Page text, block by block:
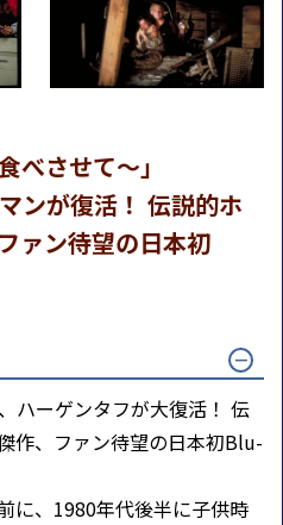
べさせて～」
ンが復活！ 伝説的ホ
ァン待望の日本初
ハーゲンタフが大復活！ 伝
作、ファン待望の日本初Blu-
前に、1980年代後半に子供時